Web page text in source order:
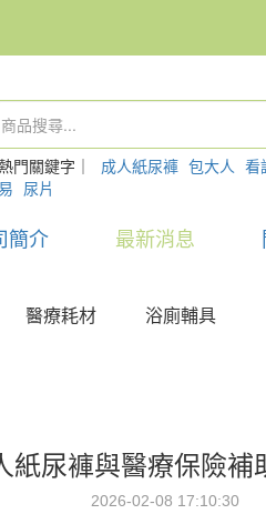
門關鍵字｜ 成人紙尿褲 包大人 看
尿片
簡介 最新消息
醫療耗材 浴廁輔具
紙尿褲與醫療保險補
2026-02-08 17:10:30